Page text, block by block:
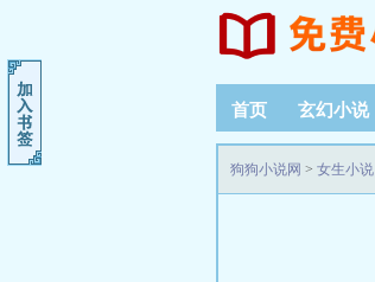
首页 玄幻小说
阅读记录
狗狗小说网 > 女生小说